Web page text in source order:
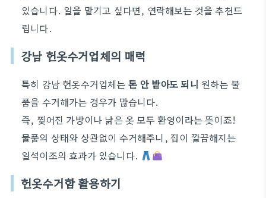
있습니다. 일을 맡기고 싶다면, 연락해보는 것을 추천드
립니다.
강남 헌옷수거업체의 매력
특히 강남 헌옷수거업체는 돈 안 받아도 되니 원하는 물
품을 수거해가는 경우가 많습니다.
즉, 찢어진 가방이나 낡은 옷 모두 환영이라는 뜻이죠!
물품의 상태와 상관없이 수거해주니, 집이 깔끔해지는
일석이조의 효과가 있습니다.
헌옷수거함 활용하기